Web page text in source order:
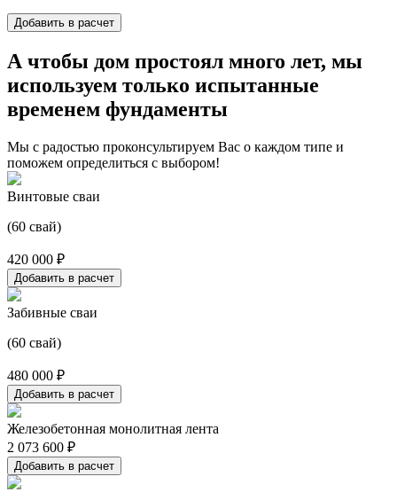
Добавить в расчет
А чтобы дом простоял много лет, мы
используем только испытанные
временем фундаменты
Мы с радостью проконсультируем Вас о каждом типе и
поможем определиться с выбором!
Винтовые сваи
(60 свай)
420 000 ₽
Добавить в расчет
Забивные сваи
(60 свай)
480 000 ₽
Добавить в расчет
Железобетонная монолитная лента
2 073 600 ₽
Добавить в расчет